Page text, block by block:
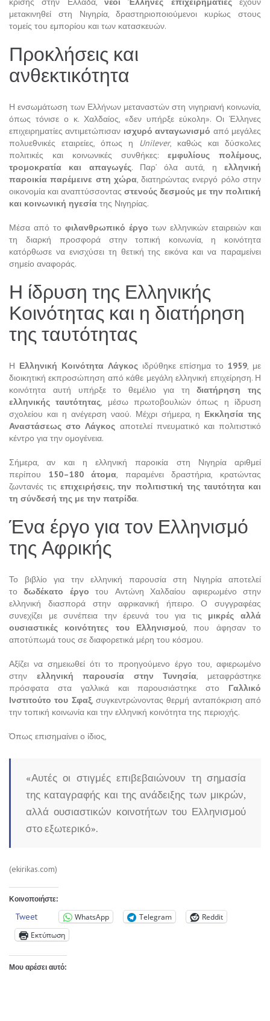
μετακινηθεί στη Νιγηρία, δραστηριοποιούμενοι κυρίως στους
τομείς του εμπορίου και των κατασκευών.
Προκλήσεις και
ανθεκτικότητα
Η ενσωμάτωση των Ελλήνων μεταναστών στη νιγηριανή κοινωνία,
όπως τόνισε ο κ. Χαλδαίος, «δεν υπήρξε εύκολη». Οι Έλληνες
επιχειρηματίες αντιμετώπισαν ισχυρό ανταγωνισμό από μεγάλες
πολυεθνικές εταιρείες, όπως η
Unilever, καθώς και δύσκολες
πολιτικές και κοινωνικές συνθήκες: εμφυλίους πολέμους,
τρομοκρατία και απαγωγές. Παρ’ όλα αυτά, ηελληνική
παροικία παρέμεινε στη χώρα, διατηρώντας ενεργό ρόλο στην
οικονομία και αναπτύσσοντας στενούς δεσμούς με την πολιτική
και κοινωνική ηγεσία της Νιγηρίας.
Μέσα από το φιλανθρωπικό έργο των ελληνικών εταιρειών και
τη διαρκή προσφορά στην τοπική κοινωνία, η κοινότητα
κατόρθωσε να ενισχύσει τη θετική της εικόνα και να παραμείνει
σημείο αναφοράς.
Η ίδρυση της Ελληνικής
Κοινότητας και η διατήρηση
της ταυτότητας
Η Ελληνική Κοινότητα Λάγκοςιδρύθηκε επίσημα το1959, με
διοικητική εκπροσώπηση από κάθε μεγάλη ελληνική επιχείρηση. Η
κοινότητα αυτή υπήρξε το θεμέλιο για τηδιατήρηση της
ελληνικής ταυτότητας, μέσω πρωτοβουλιών όπως η ίδρυση
σχολείου και η ανέγερση ναού. Μέχρι σήμερα, η Εκκλησία της
Αναστάσεως στο Λάγκος αποτελεί πνευματικό και πολιτιστικό
κέντρο για την ομογένεια.
Σήμερα, αν και η ελληνική παροικία στη Νιγηρία αριθμεί
περίπου 150–180 άτομα, παραμένει δραστήρια, κρατώντας
ζωντανές τιςεπιχειρήσεις, την πολιτιστική της ταυτότητα και
τη σύνδεσή της με την πατρίδα.
Ένα έργο για τον Ελληνισμό
της Αφρικής
Το βιβλίο για την ελληνική παρουσία στη Νιγηρία αποτελεί
τοδωδέκατο έργο του Αντώνη Χαλδαίου αφιερωμένο στην
ελληνική διασπορά στην αφρικανική ήπειρο. Ο συγγραφέας
συνεχίζει με συνέπεια την έρευνά του για τις μικρές αλλά
ουσιαστικές κοινότητες του Ελληνισμού, που άφησαν το
αποτύπωμά τους σε διαφορετικά μέρη του κόσμου.
Αξίζει να σημειωθεί ότι το προηγούμενο έργο του, αφιερωμένο
στην ελληνική παρουσία στην Τυνησία, μεταφράστηκε
πρόσφατα στα γαλλικά και παρουσιάστηκε στο Γαλλικό
Ινστιτούτο του Σφαξ, συγκεντρώνοντας θερμή ανταπόκριση από
την τοπική κοινωνία και την ελληνική κοινότητα της περιοχής.
Όπως επισημαίνει ο ίδιος,
«Αυτές οι στιγμές επιβεβαιώνουν τη σημασία
της καταγραφής και της ανάδειξης των μικρών,
αλλά ουσιαστικών κοινοτήτων του Ελληνισμού
στο εξωτερικό».
(ekirikas.com)
Κοινοποιήστε:
Tweet WhatsApp Telegram
Reddit
Εκτύπωση
Μου αρέσει αυτό: